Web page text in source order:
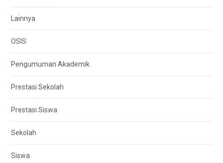
Lainnya
OSIS
Pengumuman Akademik
Prestasi Sekolah
Prestasi Siswa
Sekolah
Siswa